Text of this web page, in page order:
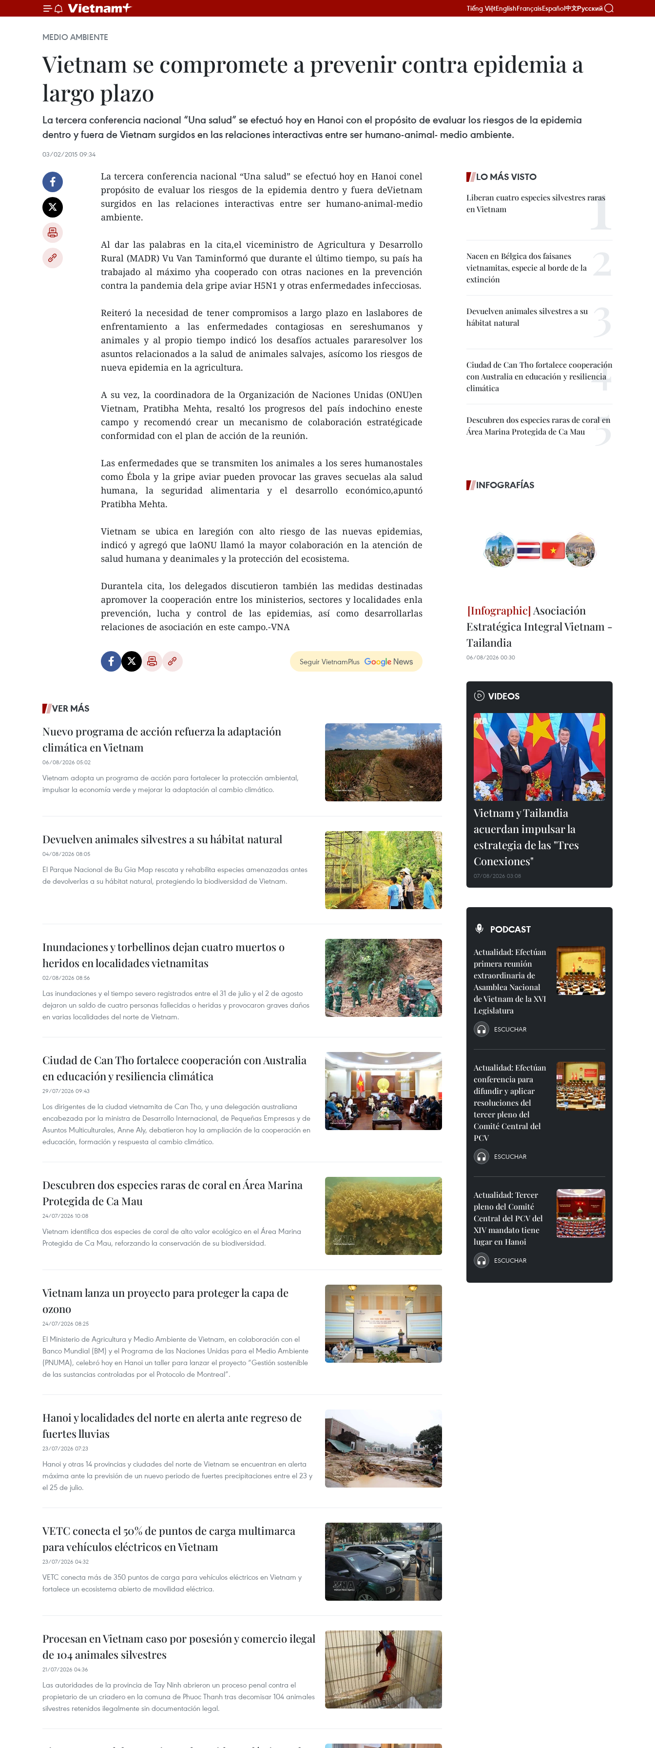
Tiếng ViệtEnglishFrançaisEspañol中文Русский
MEDIO AMBIENTE
Vietnam se compromete a prevenir contra epidemia a
largo plazo
La tercera conferencia nacional “Una salud” se efectuó hoy en Hanoi con el propósito de evaluar los riesgos de la epidemia
dentro y fuera de Vietnam surgidos en las relaciones interactivas entre ser humano-animal- medio ambiente.
03/02/2015 09:34
La tercera conferencia nacional “Una salud” se efectuó hoy en Hanoi conel
propósito de evaluar los riesgos de la epidemia dentro y fuera deVietnam
surgidos en las relaciones interactivas entre ser humano-animal-medio
ambiente.
Al dar las palabras en la cita,el viceministro de Agricultura y Desarrollo
Rural (MADR) Vu Van Taminformó que durante el último tiempo, su país ha
trabajado al máximo yha cooperado con otras naciones en la prevención
contra la pandemia dela gripe aviar H5N1 y otras enfermedades infecciosas.
Reiteró la necesidad de tener compromisos a largo plazo en laslabores de
enfrentamiento a las enfermedades contagiosas en sereshumanos y
animales y al propio tiempo indicó los desafíos actuales pararesolver los
asuntos relacionados a la salud de animales salvajes, asícomo los riesgos de
nueva epidemia en la agricultura.
A su vez, la coordinadora de la Organización de Naciones Unidas (ONU)en
Vietnam, Pratibha Mehta, resaltó los progresos del país indochino eneste
campo y recomendó crear un mecanismo de colaboración estratégicade
conformidad con el plan de acción de la reunión.
Las enfermedades que se transmiten los animales a los seres humanostales
como Ébola y la gripe aviar pueden provocar las graves secuelas ala salud
humana, la seguridad alimentaria y el desarrollo económico,apuntó
Pratibha Mehta.
Vietnam se ubica en laregión con alto riesgo de las nuevas epidemias,
indicó y agregó que laONU llamó la mayor colaboración en la atención de
salud humana y deanimales y la protección del ecosistema.
Durantela cita, los delegados discutieron también las medidas destinadas
apromover la cooperación entre los ministerios, sectores y localidades enla
prevención, lucha y control de las epidemias, así como desarrollarlas
relaciones de asociación en este campo.-VNA
Seguir VietnamPlus
VER MÁS
Nuevo programa de acción refuerza la adaptación
climática en Vietnam
06/08/2026 05:02
Vietnam adopta un programa de acción para fortalecer la protección ambiental,
impulsar la economía verde y mejorar la adaptación al cambio climático.
Devuelven animales silvestres a su hábitat natural
04/08/2026 08:05
El Parque Nacional de Bu Gia Map rescata y rehabilita especies amenazadas antes
de devolverlas a su hábitat natural, protegiendo la biodiversidad de Vietnam.
Inundaciones y torbellinos dejan cuatro muertos o
heridos en localidades vietnamitas
02/08/2026 08:56
Las inundaciones y el tiempo severo registrados entre el 31 de julio y el 2 de agosto
dejaron un saldo de cuatro personas fallecidas o heridas y provocaron graves daños
en varias localidades del norte de Vietnam.
Ciudad de Can Tho fortalece cooperación con Australia
en educación y resiliencia climática
29/07/2026 09:43
Los dirigentes de la ciudad vietnamita de Can Tho, y una delegación australiana
encabezada por la ministra de Desarrollo Internacional, de Pequeñas Empresas y de
Asuntos Multiculturales, Anne Aly, debatieron hoy la ampliación de la cooperación en
educación, formación y respuesta al cambio climático.
Descubren dos especies raras de coral en Área Marina
Protegida de Ca Mau
24/07/2026 10:08
Vietnam identifica dos especies de coral de alto valor ecológico en el Área Marina
Protegida de Ca Mau, reforzando la conservación de su biodiversidad.
Vietnam lanza un proyecto para proteger la capa de
ozono
24/07/2026 08:25
El Ministerio de Agricultura y Medio Ambiente de Vietnam, en colaboración con el
Banco Mundial (BM) y el Programa de las Naciones Unidas para el Medio Ambiente
(PNUMA), celebró hoy en Hanoi un taller para lanzar el proyecto “Gestión sostenible
de las sustancias controladas por el Protocolo de Montreal”.
Hanoi y localidades del norte en alerta ante regreso de
fuertes lluvias
23/07/2026 07:23
Hanoi y otras 14 provincias y ciudades del norte de Vietnam se encuentran en alerta
máxima ante la previsión de un nuevo periodo de fuertes precipitaciones entre el 23 y
el 25 de julio.
VETC conecta el 50% de puntos de carga multimarca
para vehículos eléctricos en Vietnam
23/07/2026 04:32
VETC conecta más de 350 puntos de carga para vehículos eléctricos en Vietnam y
fortalece un ecosistema abierto de movilidad eléctrica.
Procesan en Vietnam caso por posesión y comercio ilegal
de 104 animales silvestres
21/07/2026 04:36
Las autoridades de la provincia de Tay Ninh abrieron un proceso penal contra el
propietario de un criadero en la comuna de Phuoc Thanh tras decomisar 104 animales
silvestres retenidos ilegalmente sin documentación legal.
LO MÁS VISTO
Liberan cuatro especies silvestres raras
en Vietnam
Nacen en Bélgica dos faisanes
vietnamitas, especie al borde de la
extinción
Devuelven animales silvestres a su
hábitat natural
Ciudad de Can Tho fortalece cooperación
con Australia en educación y resiliencia
climática
Descubren dos especies raras de coral en
Área Marina Protegida de Ca Mau
INFOGRAFÍAS
Asociación
Estratégica Integral Vietnam -
Tailandia
06/08/2026 00:30
VIDEOS
Vietnam y Tailandia
acuerdan impulsar la
estrategia de las "Tres
Conexiones"
07/08/2026 03:08
PODCAST
Actualidad: Efectúan
primera reunión
extraordinaria de
Asamblea Nacional
de Vietnam de la XVI
Legislatura
ESCUCHAR
Actualidad: Efectúan
conferencia para
difundir y aplicar
resoluciones del
tercer pleno del
Comité Central del
PCV
ESCUCHAR
Actualidad: Tercer
pleno del Comité
Central del PCV del
XIV mandato tiene
lugar en Hanoi
ESCUCHAR